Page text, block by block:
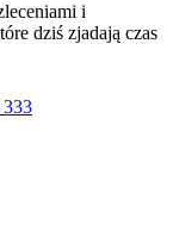
i
dziś zjadają czas